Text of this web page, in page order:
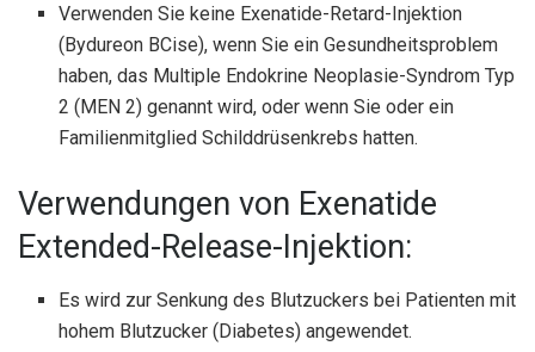
Verwenden Sie keine Exenatide-Retard-Injektion
(Bydureon BCise), wenn Sie ein Gesundheitsproblem
haben, das Multiple Endokrine Neoplasie-Syndrom Typ
2 (MEN 2) genannt wird, oder wenn Sie oder ein
Familienmitglied Schilddrüsenkrebs hatten.
Verwendungen von Exenatide
Extended-Release-Injektion:
Es wird zur Senkung des Blutzuckers bei Patienten mit
hohem Blutzucker (Diabetes) angewendet.